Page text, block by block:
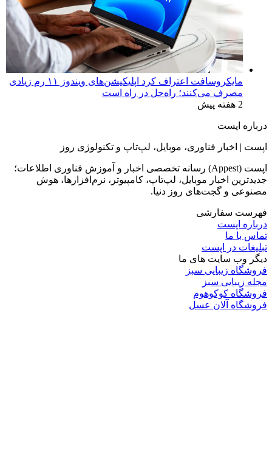
مایکروسافت اعتراف کرد اپلیکیشن‌های ویندوز ۱۱ رم زیادی
مصرف می‌کنند؛ راه‌حل در راه است
2 هفته پیش
درباره اپست
اپست | اخبار فناوری، موبایل، لپ‌تاپ و تکنولوژی روز
اپست (Appest) رسانه تخصصی اخبار و آموزش فناوری اطلاعات؛
جدیدترین اخبار موبایل، لپ‌تاپ، کامپیوتر، نرم‌افزارها، هوش
مصنوعی و گجت‌های روز دنیا.
فهرست سفارشی
درباره اپست
تماس با ما
تبلیغات در اپست
دیگر وب سایت های ما
فروشگاه زیبایی سبز
مجله زیبایی سبز
فروشگاه کوکوهوم
فروشگاه آلان عسل